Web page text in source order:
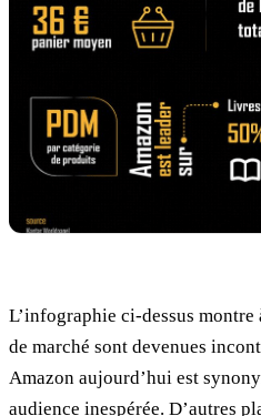
L’infographie ci-dessus
de marché sont devenues
Amazon aujourd’hui est
audience inespérée. D’autres